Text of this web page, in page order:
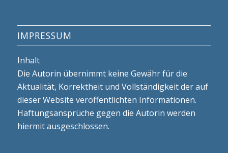
IMPRESSUM
Inhalt
Die Autorin übernimmt keine Gewähr für die
Aktualität, Korrektheit und Vollständigkeit der auf
dieser Website veröffentlichten Informationen.
Haftungsansprüche gegen die Autorin werden
hiermit ausgeschlossen.